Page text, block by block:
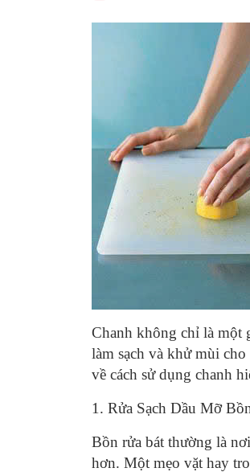
Chanh không chỉ là một
làm sạch và khử mùi
về cách sử dụng chanh
1. Rửa Sạch Dầu Mỡ
Bồn rửa bát thường là
hơn. Một mẹo vặt hay